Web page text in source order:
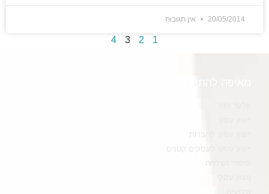
20/05/2014 אין תגובות
1
2
3
4
ייעוץ עסקי לחברות
ייעוץ עסקי לעסקים קטנים
סיפורי הצלחה